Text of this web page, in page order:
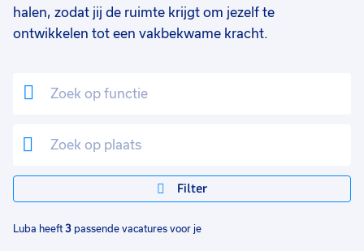
halen, zodat jij de ruimte krijgt om jezelf te
ontwikkelen tot een vakbekwame kracht.
Filter
Luba heeft 3 passende vacatures voor je